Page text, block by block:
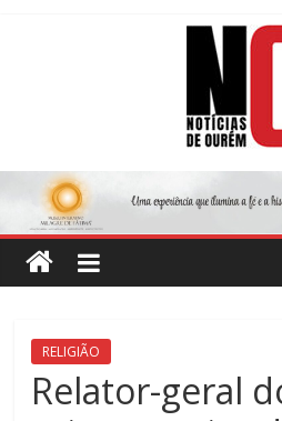
Notícias
de
Ourém
Jornal
Semanário
RELIGIÃO
Relator-geral